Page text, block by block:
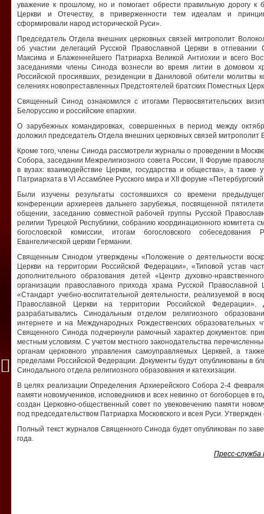
уважение к прошлому, но и помогает обрести правильную дорогу к
Церкви и Отечеству, в приверженности тем идеалам и
сформировали народ исторической Руси».
Председатель Отдела внешних церковных связей митрополит
об участии делегаций Русской Православной Церкви в отпевании
Максима и Блаженнейшего Патриарха Великой Антиохии и всего
заседаниями члены Синода вознесли во время литии в домовом
Российской просиявших, резиденции в Даниловой обители молитвы
селениях новопреставленных Предстоятелей братских Поместных
Священный Синод ознакомился с итогами Первосвятительских
Белоруссию и российские епархии.
О зарубежных командировках, совершенных в период между
доложил председатель Отдела внешних церковных связей митрополит
Кроме того, члены Синода рассмотрели журналы о проведении в
Собора, заседании Межрелигиозного совета России, II Форуме
в вузах: взаимодействие Церкви, государства и общества», а также
Патриархата в VI Ассамблее Русского мира и XII форуме
Были изучены результаты состоявшихся со времени
конференции архиереев дальнего зарубежья, посвященной
общении, заседанию совместной рабочей группы Русской
религии Турецкой Республики, собранию координационного комитета
богословской комиссии, итогам богословского
Евангелической церкви Германии.
Священным Синодом утверждены «Положение о деятельности
Церкви на территории Российской Федерации», «Типовой устав
дополнительного образования детей «Центр духовно-
организации православного прихода храма Русской Православной
«Стандарт учебно-воспитательной деятельности, реализуемой в
Православной Церкви на территории Российской
разрабатывались Синодальным отделом религиозного
интернете и на Международных Рождественских образовательных
Священного Синода подчеркнули рамочный характер документов:
местным условиям. С учетом местного законодательства
органам церковного управления самоуправляемых Церквей, а
пределами Российской Федерации. Документы будут опубликованы в
Синодального отдела религиозного образования и катехизации.
В целях реализации Определения Архиерейского Собора 2-4
памяти новомучеников, исповедников и всех невинно от богоборцев в
создан Церковно-общественный совет по увековечению памяти
под председательством Патриарха Московского и всея Руси. Утвержден
Полный текст журналов Священного Синода будет опубликован по
года.
Пресс-служба